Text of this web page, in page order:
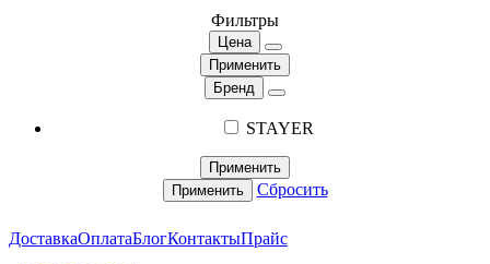
Фильтры
Цена
Применить
Бренд
STAYER
Применить
Применить
Сбросить
ДоставкаОплатаБлогКонтактыПрайс